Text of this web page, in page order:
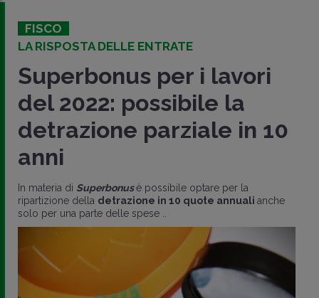
FISCO
LA RISPOSTA DELLE ENTRATE
Superbonus per i lavori
del 2022: possibile la
detrazione parziale in 10
anni
In materia di Superbonusè possibile optare per la
ripartizione della detrazione in 10 quote annuali anche
solo per una parte delle spese ..